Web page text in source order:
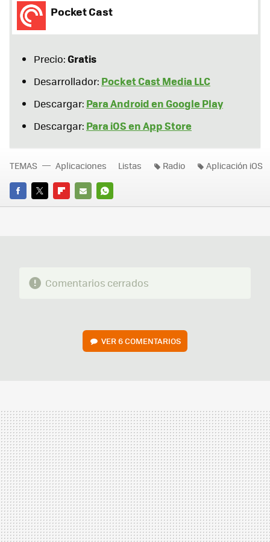
Pocket Cast
Precio:Gratis
Desarrollador: Pocket Cast Media LLC
Descargar: Para Android en Google Play
Descargar: Para iOS en App Store
FACEBOOK
TWITTERFLIPBOARD
E-
WHATSAPP
TEMAS Aplicaciones Listas Radio Aplicación iOS
Comentarios cerrados
VER6 COMENTARIOS